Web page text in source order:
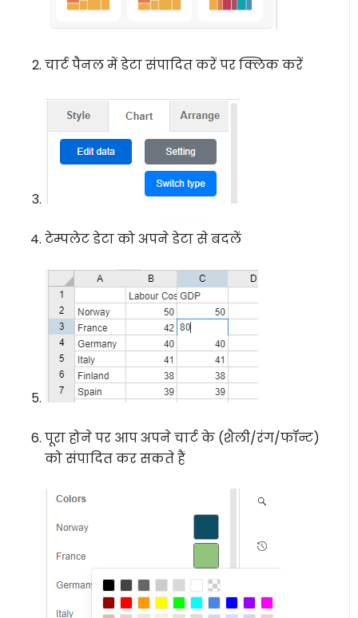
चार्ट पैनल में डेटा संपादित करें पर क्लिक करें
टेम्पलेट डेटा को अपने डेटा से बदलें
पूरा होने पर आप अपने चार्ट के (शैली/रंग/फॉन्ट)
को संपादित कर सकते हैं